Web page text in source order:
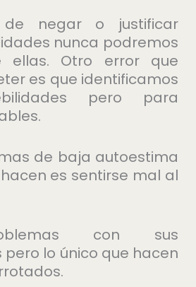
negar o justificar
nunca podremos
ellas. Otro error que
es que identificamos
pero para
de baja autoestima
es sentirse mal al
con sus
lo único que hacen